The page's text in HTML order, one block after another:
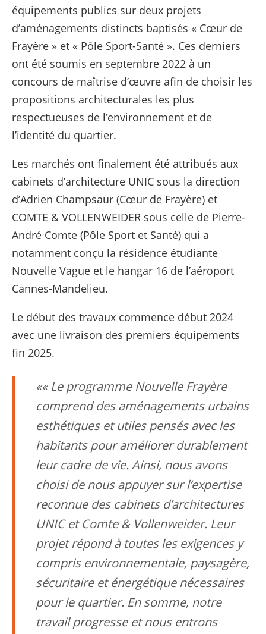
équipements publics sur deux projets
d’aménagements distincts baptisés « Cœur de
Frayère » et « Pôle Sport-Santé ». Ces derniers
ont été soumis en septembre 2022 à un
concours de maîtrise d’œuvre afin de choisir les
propositions architecturales les plus
respectueuses de l’environnement et de
l’identité du quartier.
Les marchés ont finalement été attribués aux
cabinets d’architecture UNIC sous la direction
d’Adrien Champsaur (Cœur de Frayère) et
COMTE & VOLLENWEIDER sous celle de Pierre-
André Comte (Pôle Sport et Santé) qui a
notamment conçu la résidence étudiante
Nouvelle Vague et le hangar 16 de l’aéroport
Cannes-Mandelieu.
Le début des travaux commence début 2024
avec une livraison des premiers équipements
fin 2025.
« Le programme Nouvelle Frayère
comprend des aménagements urbains
esthétiques et utiles pensés avec les
habitants pour améliorer durablement
leur cadre de vie. Ainsi, nous avons
choisi de nous appuyer sur l’expertise
reconnue des cabinets d’architectures
UNIC et Comte & Vollenweider. Leur
projet répond à toutes les exigences y
compris environnementale, paysagère,
sécuritaire et énergétique nécessaires
pour le quartier. En somme, notre
travail progresse et nous entrons